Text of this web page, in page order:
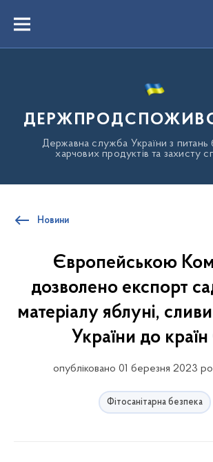
вмістуMenu
Державна служба України з питань
харчових продуктів та захисту
Новини
Європейською
дозволено експорт
матеріалу яблуні,
України до
опубліковано 01 березня 2023
Фітосанітарна безпека